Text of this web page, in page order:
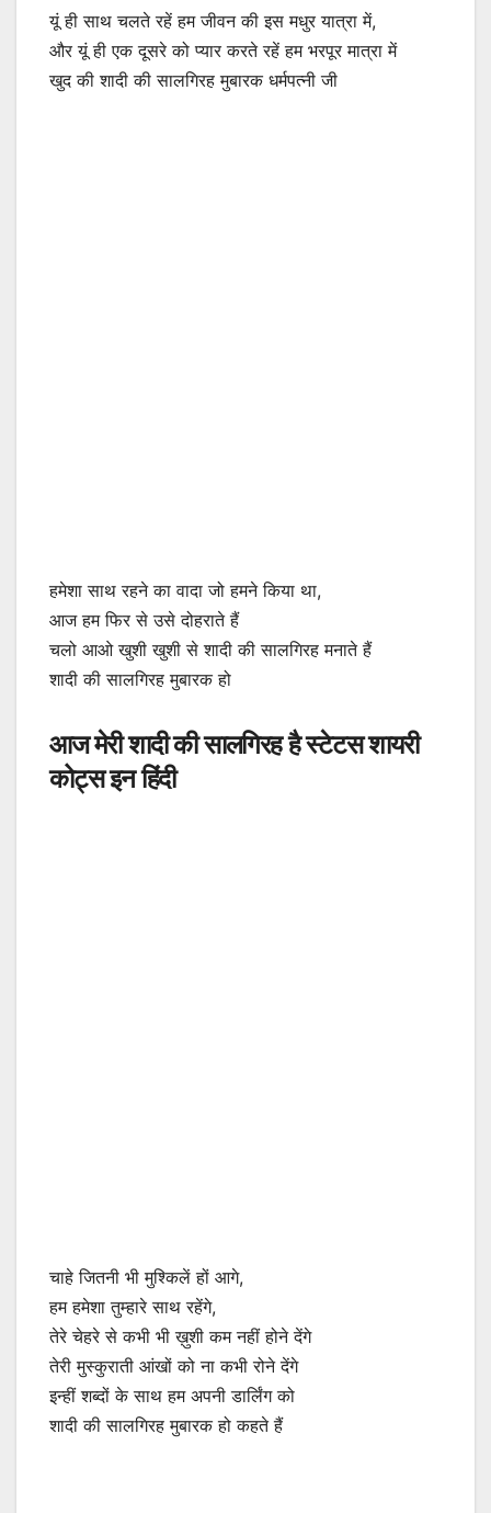
यूं ही साथ चलते रहें हम जीवन की इस मधुर यात्रा में,
और यूं ही एक दूसरे को प्यार करते रहें हम भरपूर मात्रा में
खुद की शादी की सालगिरह मुबारक धर्मपत्नी जी
हमेशा साथ रहने का वादा जो हमने किया था,
आज हम फिर से उसे दोहराते हैं
चलो आओ खुशी खुशी से शादी की सालगिरह मनाते हैं
शादी की सालगिरह मुबारक हो
आज मेरी शादी की सालगिरह है स्टेटस शायरी
कोट्स इन हिंदी
चाहे जितनी भी मुश्किलें हों आगे,
हम हमेशा तुम्हारे साथ रहेंगे,
तेरे चेहरे से कभी भी ख़ुशी कम नहीं होने देंगे
तेरी मुस्कुराती आंखों को ना कभी रोने देंगे
इन्हीं शब्दों के साथ हम अपनी डार्लिंग को
शादी की सालगिरह मुबारक हो कहते हैं